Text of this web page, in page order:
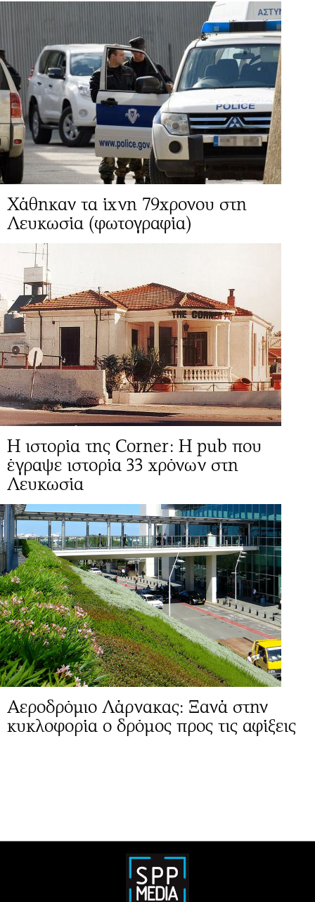
Χάθηκαν τα ίχνη 79χρονου στη
Λευκωσία (φωτογραφία)
Η ιστορία της Corner: Η pub που
έγραψε ιστορία 33 χρόνων στη
Λευκωσία
Αεροδρόμιο Λάρνακας: Ξανά στην
κυκλοφορία ο δρόμος προς τις αφίξεις